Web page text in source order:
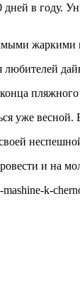
дней в году.
жаркими
любителей
уже весной.
и на
k-